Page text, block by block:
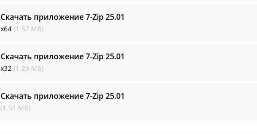
Скачать приложение 7-Zip25.01
x64 (1.57 МБ)
Скачать приложение 7-Zip25.01
x32 (1.29 МБ)
Скачать приложение 7-Zip25.01
(1.51 МБ)